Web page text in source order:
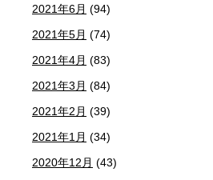
2021年6月 (94)
2021年5月 (74)
2021年4月 (83)
2021年3月 (84)
2021年2月 (39)
2021年1月 (34)
2020年12月 (43)